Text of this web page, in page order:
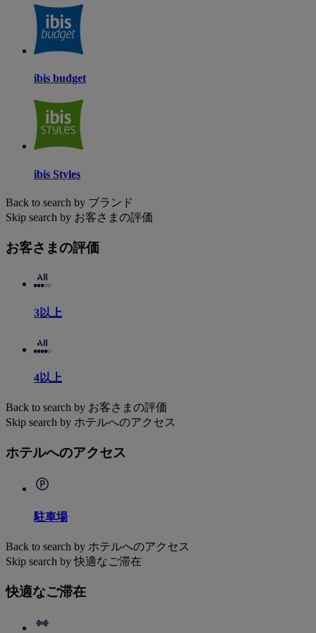
ibis budget
ibis Styles
Back to search by ブランド
Skip search by お客さまの評価
お客さまの評価
3以上
4以上
Back to search by お客さまの評価
Skip search by ホテルへのアクセス
ホテルへのアクセス
駐車場
Back to search by ホテルへのアクセス
Skip search by 快適なご滞在
快適なご滞在